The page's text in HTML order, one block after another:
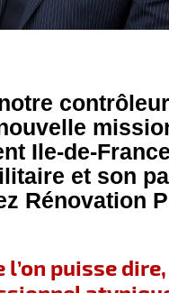
Ile-de-
et son
Rénovation
puisse